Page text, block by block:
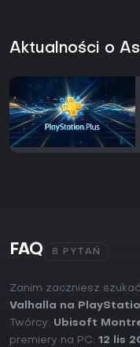
Aktualności o
FAQ 8 PYTAŃ
Zanim zaczniesz szukać
Valhalla na
Twórcy: Ubisoft
premiery na PC: 12 lis